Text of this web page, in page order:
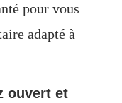
pour vous
adapté à
ouvert et